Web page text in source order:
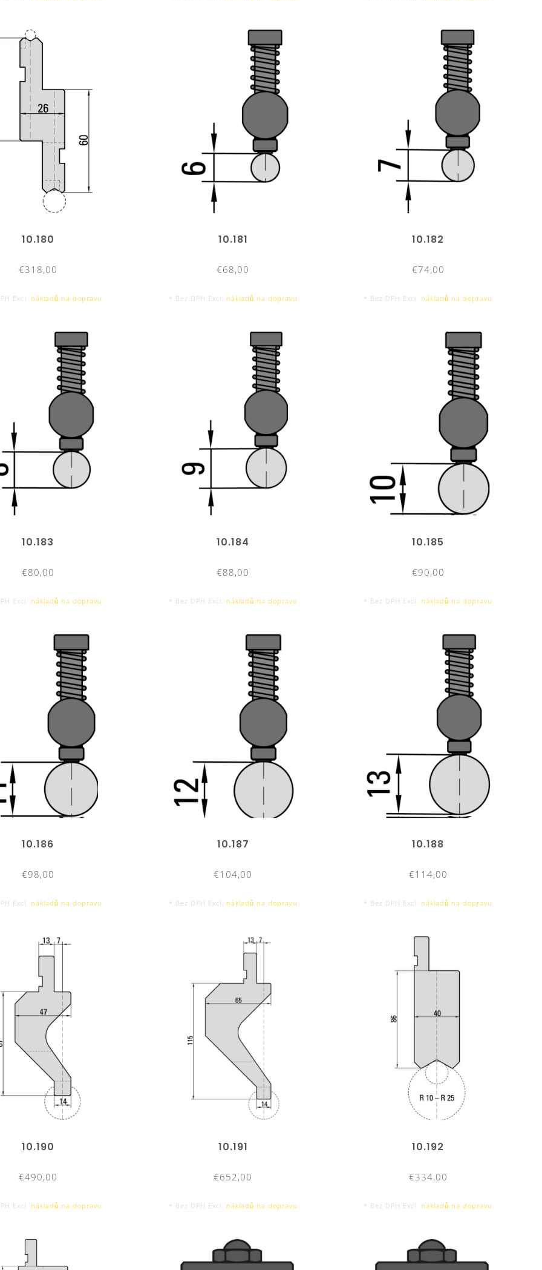
10.180
€318,00
Excl. nákladů na dopravu
10.181
€68,00
* Bez DPH Excl. nákladů na dopravu
10.182
€74,00
* Bez DPH Excl. nákladů na dopravu
10.183
€80,00
Excl. nákladů na dopravu
10.184
€88,00
* Bez DPH Excl. nákladů na dopravu
10.185
€90,00
* Bez DPH Excl. nákladů na dopravu
10.186
€98,00
Excl. nákladů na dopravu
10.187
€104,00
* Bez DPH Excl. nákladů na dopravu
10.188
€114,00
* Bez DPH Excl. nákladů na dopravu
10.190
€490,00
Excl. nákladů na dopravu
10.191
€652,00
* Bez DPH Excl. nákladů na dopravu
10.192
€334,00
* Bez DPH Excl. nákladů na dopravu